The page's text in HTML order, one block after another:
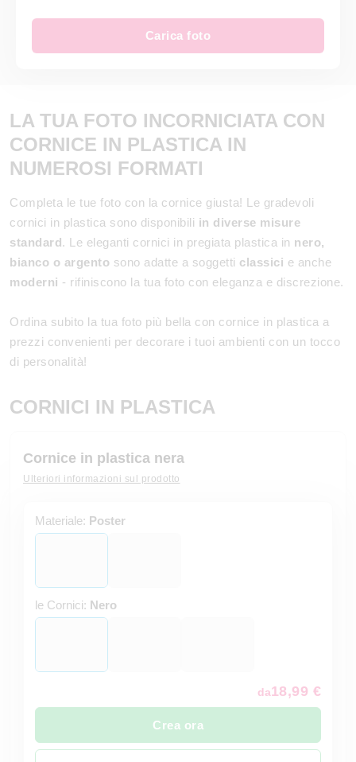
Carica foto
LA TUA FOTO INCORNICIATA CON
CORNICE IN PLASTICA IN
NUMEROSI FORMATI
Completa le tue foto con la cornice giusta! Le gradevoli
cornici in plastica sono disponibili in diverse misure
standard. Le eleganti cornici in pregiata plastica in nero,
bianco o argento sono adatte a soggetti classici e anche
moderni - rifiniscono la tua foto con eleganza e discrezione.
Ordina subito la tua foto più bella con cornice in plastica a
prezzi convenienti per decorare i tuoi ambienti con un tocco
di personalità!
CORNICI IN PLASTICA
Cornice in plastica nera
Ulteriori informazioni sul prodotto
Materiale: Poster
le Cornici: Nero
da18,99 €
Crea ora